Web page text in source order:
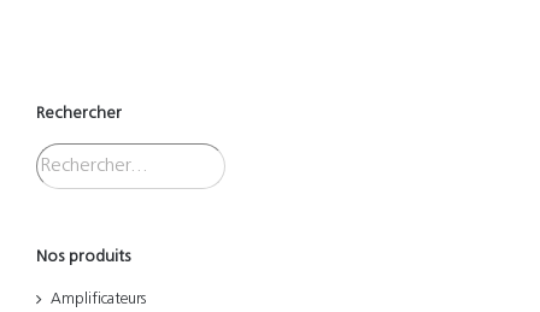
Rechercher
Nos produits
Amplificateurs